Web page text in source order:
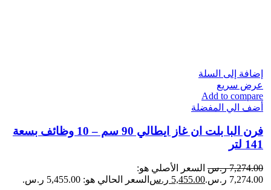
إضافة إلى السلة
عرض سريع
Add to compare
أضف الي المفضلة
فرن البا بلت ان​ غاز ايطالي 90 سم – 10 وظائف بسعة
141 لتر
7,274.00 ر.س السعر الأصلي هو:
7,274.00 ر.س.
5,455.00 ر.س السعر الحالي هو: 5,455.00 ر.س.